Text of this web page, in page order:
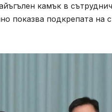
камък в
показва подкрепата на